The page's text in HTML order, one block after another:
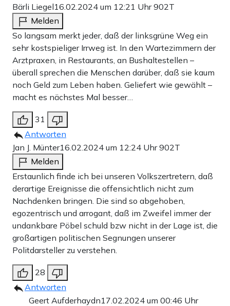
Bärli Liegel16.02.2024 um 12:21 Uhr902T
Melden
So langsam merkt jeder, daß der linksgrüne Weg ein
sehr kostspieliger Irrweg ist. In den Wartezimmern der
Arztpraxen, in Restaurants, an Bushaltestellen –
überall sprechen die Menschen darüber, daß sie kaum
noch Geld zum Leben haben. Geliefert wie gewählt –
macht es nächstes Mal besser…
31
Antworten
Jan J. Münter16.02.2024 um 12:24 Uhr902T
Melden
Erstaunlich finde ich bei unseren Volkszertretern, daß
derartige Ereignisse die offensichtlich nicht zum
Nachdenken bringen. Die sind so abgehoben,
egozentrisch und arrogant, daß im Zweifel immer der
undankbare Pöbel schuld bzw nicht in der Lage ist, die
großartigen politischen Segnungen unserer
Politdarsteller zu verstehen.
28
Antworten
Geert Aufderhaydn17.02.2024 um 00:46 Uhr